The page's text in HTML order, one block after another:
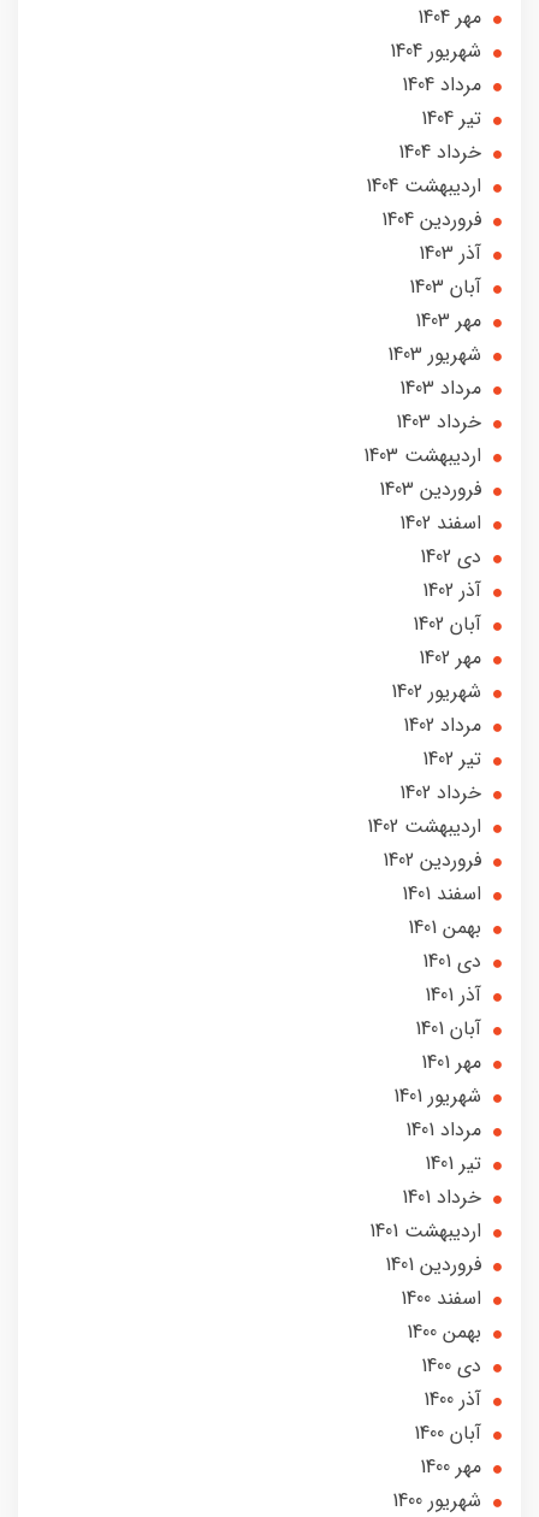
مهر 1404
شهریور 1404
مرداد 1404
تير 1404
خرداد 1404
ارديبهشت 1404
فروردین 1404
آذر 1403
آبان 1403
مهر 1403
شهریور 1403
مرداد 1403
خرداد 1403
ارديبهشت 1403
فروردین 1403
اسفند 1402
دی 1402
آذر 1402
آبان 1402
مهر 1402
شهریور 1402
مرداد 1402
تير 1402
خرداد 1402
ارديبهشت 1402
فروردین 1402
اسفند 1401
بهمن 1401
دی 1401
آذر 1401
آبان 1401
مهر 1401
شهریور 1401
مرداد 1401
تير 1401
خرداد 1401
ارديبهشت 1401
فروردین 1401
اسفند 1400
بهمن 1400
دی 1400
آذر 1400
آبان 1400
مهر 1400
شهریور 1400